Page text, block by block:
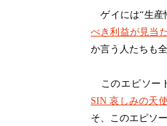
ゲイには“生産
べき利益が見当
か言う人たちも
このエピソー
SIN 哀しみの天
そ、このエピソ